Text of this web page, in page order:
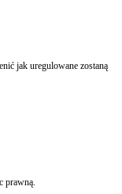
osób otrzymujących bezpłatną pomoc prawną.